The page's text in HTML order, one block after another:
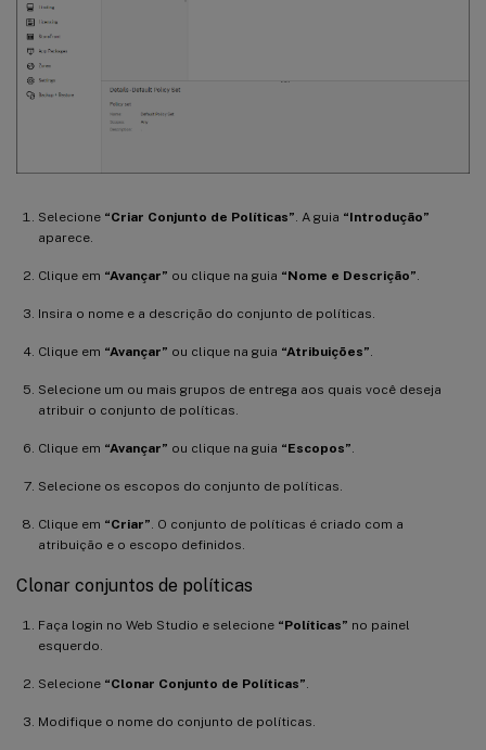
Selecione “Criar Conjunto de Políticas” . A guia “Introdução”
aparece.
Clique em “Avançar” ou clique na guia “Nome e Descrição”
Insira o nome e a descrição do conjunto de políticas.
Clique em “Avançar” ou clique na guia “Atribuições”
Selecione um ou mais grupos de entrega aos quais você deseja
atribuir o conjunto de políticas.
Clique em “Avançar” ou clique na guia “Escopos”
Selecione os escopos do conjunto de políticas.
Clique em “Criar” . O conjunto de políticas é criado com a
atribuição e o escopo definidos.
Clonar conjuntos de políticas
Faça login no Web Studio e selecione “Políticas” no painel
esquerdo.
Selecione “Clonar Conjunto de Políticas”
Modifique o nome do conjunto de políticas.